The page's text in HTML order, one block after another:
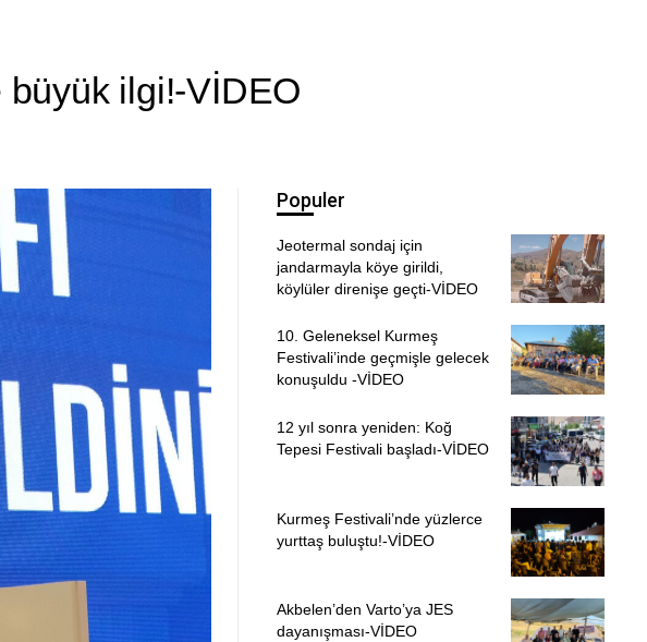
büyük ilgi!-VİDEO
Populer
Jeotermal sondaj için
jandarmayla köye girildi,
köylüler direnişe geçti-VİDEO
10. Geleneksel Kurmeş
Festivali’inde geçmişle gelecek
konuşuldu -VİDEO
12 yıl sonra yeniden: Koğ
Tepesi Festivali başladı-VİDEO
Kurmeş Festivali’nde yüzlerce
yurttaş buluştu!-VİDEO
Akbelen’den Varto’ya JES
dayanışması-VİDEO